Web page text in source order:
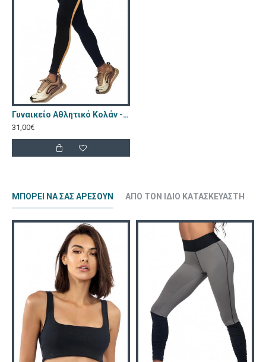
Γυναικείο Αθλητικό Κολάν - Lorin Μαύρο Γκρι L-9024
31,00€
ΜΠΟΡΕΊ ΝΑ ΣΑΣ ΑΡΈΣΟΥΝ ΑΠΌ ΤΟΝ ΊΔΙΟ ΚΑΤΑΣΚΕΥΑΣΤΉ